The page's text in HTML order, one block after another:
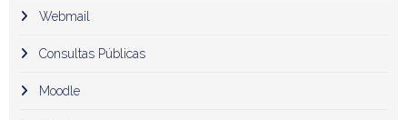
Webmail
Consultas Públicas
Moodle